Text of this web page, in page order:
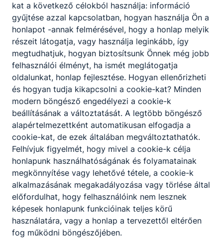
Személyzeti vezető
csokonaisorozo.hu
2tanuló
DESA TEAM KFT.
4030 Debrecen, Présház utca 21.
Debreceni Attila
Cégvezető
soospekseg.hu
3tanuló
Freedom Sky Bar
kat a következő célokból használja: információ
gyűjtése azzal kapcsolatban, hogyan használja Ön a
honlapot -annak felmérésével, hogy a honlap melyik
részeit látogatja, vagy használja leginkább, így
megtudhatjuk, hogyan biztosítsunk Önnek még jobb
felhasználói élményt, ha ismét meglátogatja
oldalunkat, honlap fejlesztése. Hogyan ellenőrizheti
és hogyan tudja kikapcsolni a cookie-kat? Minden
modern böngésző engedélyezi a cookie-k
beállításának a változtatását. A legtöbb böngésző
alapértelmezettként automatikusan elfogadja a
cookie-kat, de ezek általában megváltoztathatók.
Felhívjuk figyelmét, hogy mivel a cookie-k célja
honlapunk használhatóságának és folyamatainak
megkönnyítése vagy lehetővé tétele, a cookie-k
alkalmazásának megakadályozása vagy törlése által
előfordulhat, hogy felhasználóink nem lesznek
képesek honlapunk funkcióinak teljes körű
használatára, vagy a honlap a tervezettől eltérően
fog működni böngészőjében.